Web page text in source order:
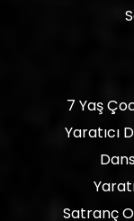
7 Yaş
Yaratıcı
Satranç